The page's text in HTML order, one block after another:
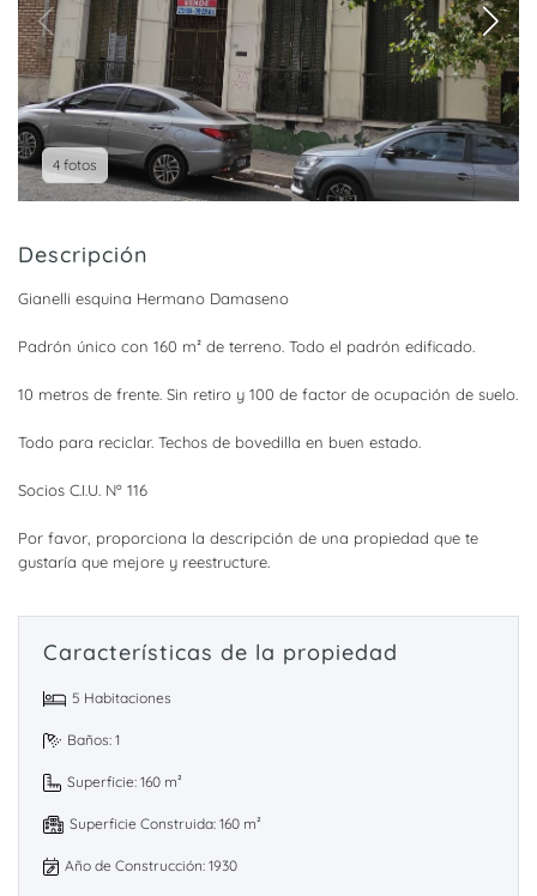
4 fotos
Descripción
Gianelli esquina Hermano Damaseno
Padrón único con 160 m² de terreno. Todo el padrón edificado.
10 metros de frente. Sin retiro y 100 de factor de ocupación de suelo.
Todo para reciclar. Techos de bovedilla en buen estado.
Socios C.I.U. Nº 116
Por favor, proporciona la descripción de una propiedad que te
gustaría que mejore y reestructure.
Características de la propiedad
5 Habitaciones
Baños: 1
Superficie: 160 m²
Superficie Construida: 160 m²
Año de Construcción: 1930